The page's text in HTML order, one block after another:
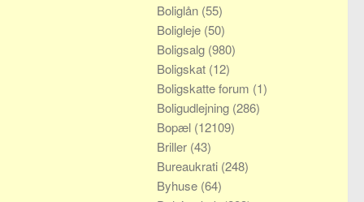
Boliglån (55)
Boligleje (50)
Boligsalg (980)
Boligskat (12)
Boligskatte forum (1)
Boligudlejning (286)
Bopæl (12109)
Briller (43)
Bureaukrati (248)
Byhuse (64)